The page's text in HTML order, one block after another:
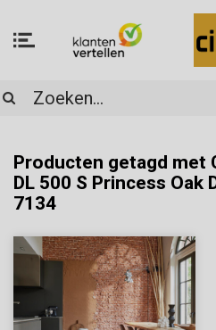
Producten getagd met
DL 500 S Princess Oak
7134